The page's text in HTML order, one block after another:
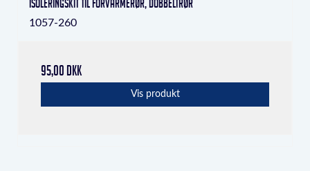
Isoleringskit til forvarmerør, dobbeltrør
1057-260
95,00 DKK
Vis produkt